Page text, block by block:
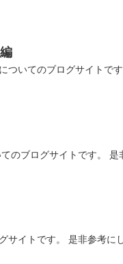
ついてのブログサイトで
のブログサイトです。
サイトです。 是非参考に